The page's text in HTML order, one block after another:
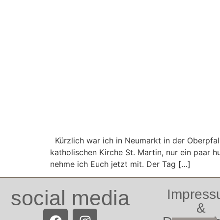
Kürzlich war ich in Neumarkt in der
katholischen Kirche St. Martin, nur ein paar
nehme ich Euch jetzt mit. Der Tag […]
social media
&